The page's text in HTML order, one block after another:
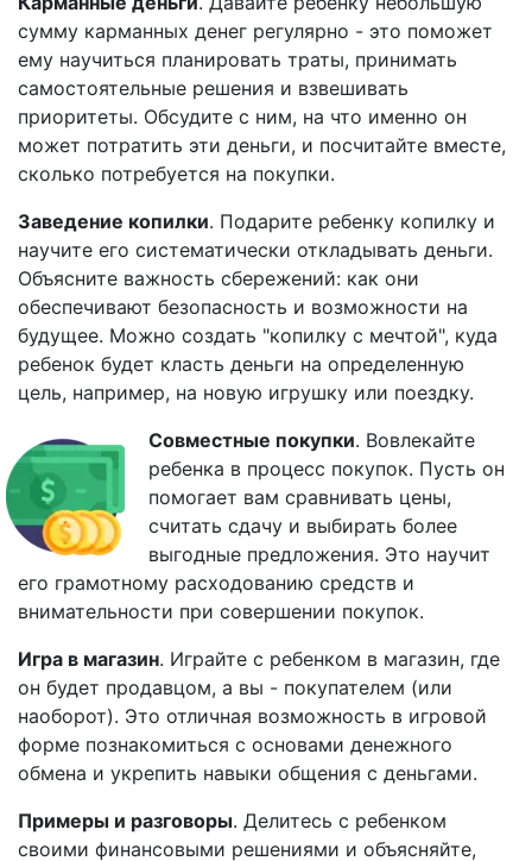
сумму карманных денег регулярно - это поможет
ему научиться планировать траты, принимать
самостоятельные решения и взвешивать
приоритеты. Обсудите с ним, на что именно он
может потратить эти деньги, и посчитайте вместе,
сколько потребуется на покупки.
Заведение копилки. Подарите ребенку копилку и
научите его систематически откладывать деньги.
Объясните важность сбережений: как они
обеспечивают безопасность и возможности на
будущее. Можно создать "копилку с мечтой", куда
ребенок будет класть деньги на определенную
цель, например, на новую игрушку или поездку.
Совместные покупки. Вовлекайте
ребенка в процесс покупок. Пусть он
помогает вам сравнивать цены,
считать сдачу и выбирать более
выгодные предложения. Это научит
его грамотному расходованию средств и
внимательности при совершении покупок.
Игра в магазин. Играйте с ребенком в магазин, где
он будет продавцом, а вы - покупателем (или
наоборот). Это отличная возможность в игровой
форме познакомиться с основами денежного
обмена и укрепить навыки общения с деньгами.
Примеры и разговоры. Делитесь с ребенком
своими финансовыми решениями и объясняйте,